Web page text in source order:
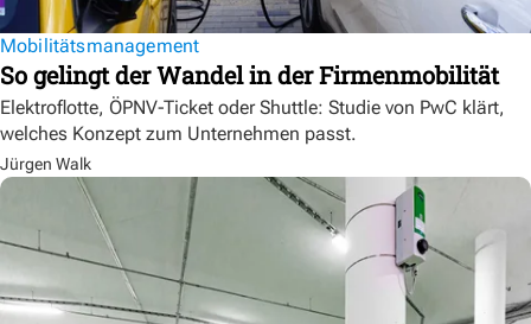
Mobilitätsmanagement
So gelingt der Wandel in der Firmenmobilität
Elektroflotte, ÖPNV-Ticket oder Shuttle: Studie von PwC klärt,
welches Konzept zum Unternehmen passt.
Jürgen Walk